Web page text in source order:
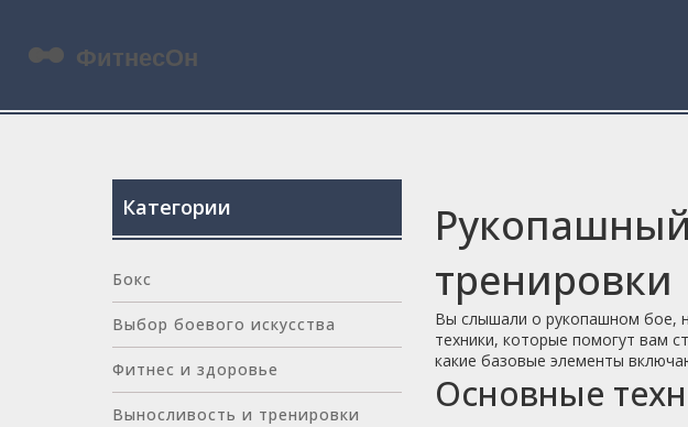
тренировки
Вы слышали о рукопашном бое,
техники, которые помогут вам
какие базовые элементы
Основные
Категории
Бокс
Выбор боевого искусства
Фитнес и здоровье
Выносливость и тренировки